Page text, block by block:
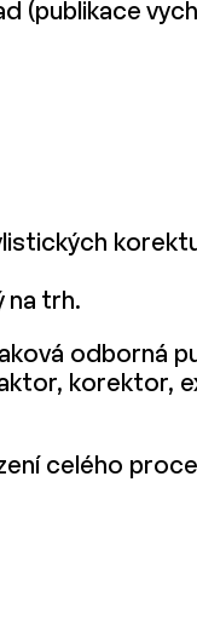
(publikace
na trh.
odborná
korektor,
celého